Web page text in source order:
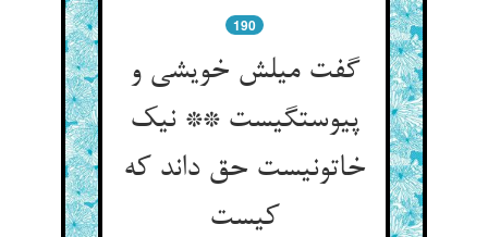
190
گفت میلش خویشی و
پیوستگیست ** نیک
خاتونیست حق داند که
کیست